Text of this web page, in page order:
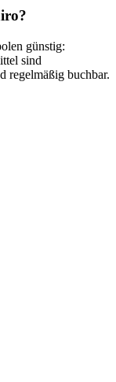
günstig:
sind
regelmäßig buchbar.